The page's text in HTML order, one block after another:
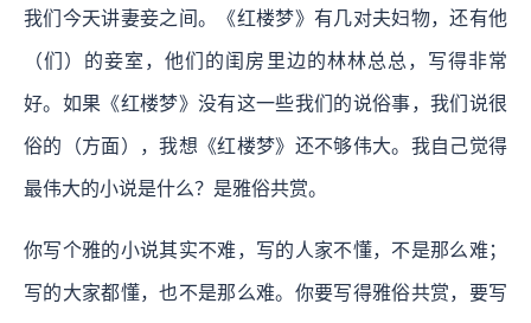
我们今天讲妻妾之间。《红楼梦》有几对夫妇物，还有他
（们）的妾室，他们的闺房里边的林林总总，写得非常
好。如果《红楼梦》没有这一些我们的说俗事，我们说很
俗的（方面），我想《红楼梦》还不够伟大。我自己觉得
最伟大的小说是什么？是雅俗共赏。
你写个雅的小说其实不难，写的人家不懂，不是那么难；
写的大家都懂，也不是那么难。你要写得雅俗共赏，要写